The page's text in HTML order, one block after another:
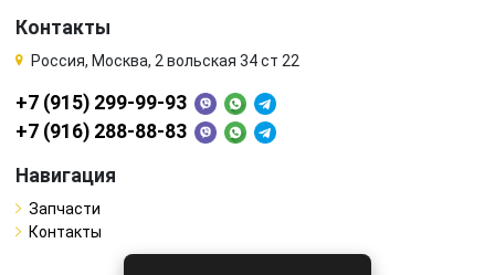
Контакты
Россия, Москва, 2 вольская 34 ст 22
+7 (915) 299-99-93
+7 (916) 288-88-83
Навигация
Запчасти
Контакты